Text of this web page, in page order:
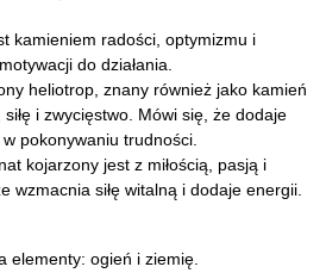
kamieniem radości, optymizmu i
do działania.
heliotrop, znany również jako kamień
i zwycięstwo. Mówi się, że dodaje
pokonywaniu trudności.
kojarzony jest z miłością, pasją i
wzmacnia siłę witalną i dodaje energii.
elementy: ogień i ziemię.